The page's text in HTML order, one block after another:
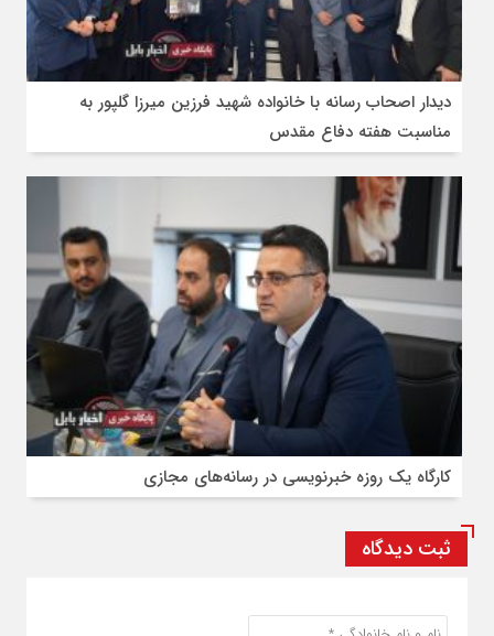
دیدار اصحاب رسانه با خانواده شهید فرزین میرزا گلپور به
مناسبت هفته دفاع مقدس
کارگاه یک روزه خبرنویسی در رسانه‌های مجازی
ثبت دیدگاه